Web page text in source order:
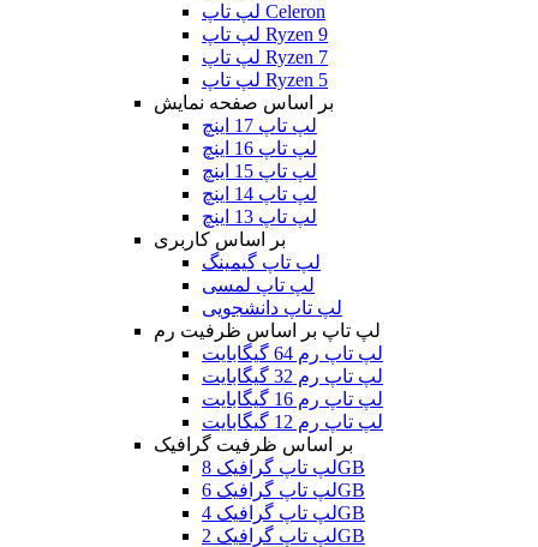
لپ تاپ Celeron
لپ تاپ Ryzen 9
لپ تاپ Ryzen 7
لپ تاپ Ryzen 5
بر اساس صفحه نمایش
لپ تاپ 17 اینچ
لپ تاپ 16 اینچ
لپ تاپ 15 اینچ
لپ تاپ 14 اینچ
لپ تاپ 13 اینچ
بر اساس کاربری
لپ تاپ گیمینگ
لپ تاپ لمسی
لپ تاپ دانشجویی
لپ تاپ بر اساس ظرفیت رم
لپ تاپ رم 64 گیگابایت
لپ تاپ رم 32 گیگابایت
لپ تاپ رم 16 گیگابایت
لپ تاپ رم 12 گیگابایت
بر اساس ظرفیت گرافیک
لپ تاپ گرافیک 8GB
لپ تاپ گرافیک 6GB
لپ تاپ گرافیک 4GB
لپ تاپ گرافیک 2GB